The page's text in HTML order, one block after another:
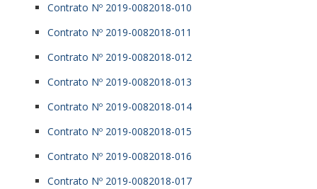
Contrato Nº 2019-0082018-010
Contrato Nº 2019-0082018-011
Contrato Nº 2019-0082018-012
Contrato Nº 2019-0082018-013
Contrato Nº 2019-0082018-014
Contrato Nº 2019-0082018-015
Contrato Nº 2019-0082018-016
Contrato Nº 2019-0082018-017